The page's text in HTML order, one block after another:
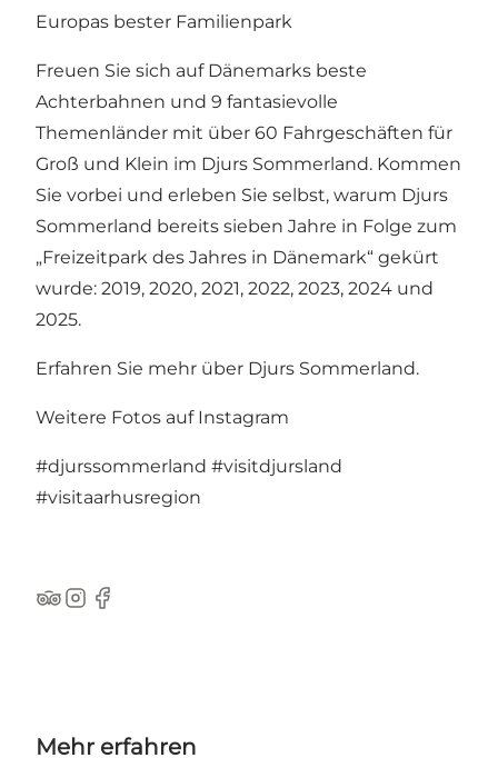
Europas bester Familienpark
Freuen Sie sich auf Dänemarks beste
Achterbahnen und 9 fantasievolle
Themenländer mit über 60 Fahrgeschäften für
Groß und Klein im Djurs Sommerland. Kommen
Sie vorbei und erleben Sie selbst, warum Djurs
Sommerland bereits sieben Jahre in Folge zum
„Freizeitpark des Jahres in Dänemark“ gekürt
wurde: 2019, 2020, 2021, 2022, 2023, 2024 und
2025.
Erfahren Sie mehr über Djurs Sommerland.
Weitere Fotos auf Instagram
#djurssommerland #visitdjursland
#visitaarhusregion
TripAdvisor
Instagram
Facebook
Mehr erfahren